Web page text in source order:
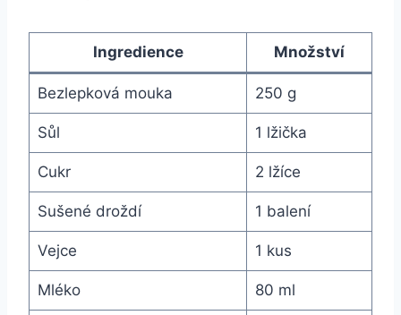
Ingredience Množství
Bezlepková mouka 250 g
Sůl 1 lžička
Cukr 2 lžíce
Sušené droždí 1‍ balení
Vejce 1 kus
Mléko 80 ml